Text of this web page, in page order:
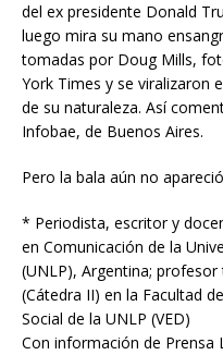
del ex presidente Donald
luego mira su mano
tomadas por Doug Mills,
York Times y se viralizaron
de su naturaleza. Así
Infobae, de Buenos Aires.
Pero la bala aún no
* Periodista, escritor y
en Comunicación de la
(UNLP), Argentina;
(Cátedra II) en la Facultad
Social de la UNLP (VED)
Con información de Prensa